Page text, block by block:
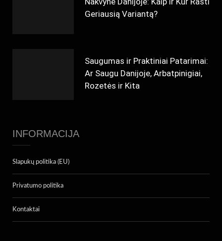
Geriausią Variantą?
Saugumas ir Praktiniai Patarimai:
Ar Saugu Danijoje, Arbatpinigiai,
Rozetės ir Kita
INFORMACIJA
Slapukų politika (EU)
Privatumo politika
Kontaktai